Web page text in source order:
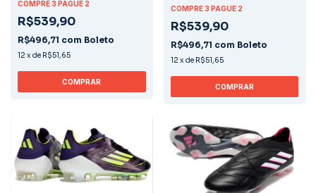
COMPRE 3 PAGUE 2
R$539,90
R$496,71 com Boleto
12 xde R$51,65
COMPRAR
COMPRE 3 PAGUE 2
R$539,90
R$496,71 com Boleto
12 xde R$51,65
COMPRAR